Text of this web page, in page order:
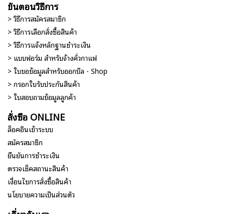
ขั้นตอนวิธีการ
> วิธีการสมัครสมาชิก
> วิธีการเลือกสั่งซื้อสินค้า
> วิธีการแจ้งหลักฐานชำระเงิน
> แบบฟอร์ม สำหรับจ้างคั่วกาแฟ
> ใบขอข้อมูลสำหรับออกบิล - Shop
> กรอกใบรับประกันสินค้า
> ใบสอบถามข้อมูลลูกค้า
สั่งซื้อ ONLINE
ล็อคอินเข้าระบบ
สมัครสมาชิก
ยืนยันการชำระเงิน
ตรวจเช็คสถานะสินค้า
เงื่อนไขการสั่งซื้อสินค้า
นโยบายความเป็นส่วนตัว